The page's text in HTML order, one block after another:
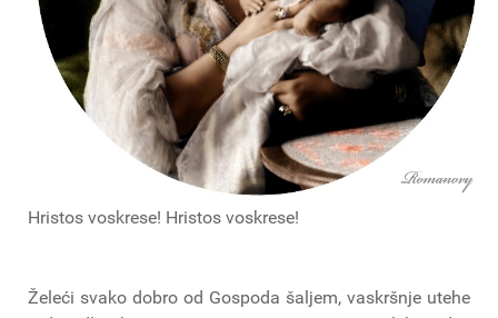
Hristos voskrese! Hristos voskrese!
Želeći svako dobro od Gospoda šaljem, vaskršnje utehe